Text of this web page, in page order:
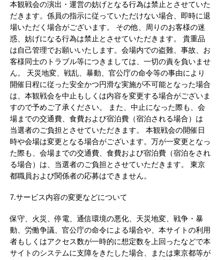
本観戦会の演出・運営の妨げとなる行為は禁止とさせていた
だきます。係員の指示に従っていただけない場合、即時に退
場いただく場合がございます。 その他、周りのお客様の迷
惑、妨げになる行為は禁止とさせていただきます。 貴重品
は自己管理でお願いいたします。会場内での盗難、事故、お
客様同士のトラブル等につきましては、一切の責を負いませ
ん。 天災地変、戦乱、暴動、官公庁の命令等の事由により
開催日程に従った安全かつ円滑な実施が不可能となった場合
は、本観戦会を中止もしくは内容を変更する場合がございま
すので予めご了承ください。 また、中止になった際も、会
場までの交通費、食費および宿泊費（宿泊される場合）は
当選者のご負担とさせていただきます。 本観戦会の開催日
時や会場は変更となる場合がございます。万が一変更となっ
た際も、会場までの交通費、食費および宿泊費（宿泊をされ
る場合）は、当選者のご負担とさせていただきます。 東京
都職員および関係者の応募はできません。
7.サービス内容の変更などについて
保守、火災、停電、通信環境の悪化、天災地変、戦争・暴
動、労働争議、官公庁の命令による場合や、本サイトの利用
者もしくはアクセス数が一時的に想定数を上回ったなどで本
サイトのシステムに支障をきたした場合、または東京都等が